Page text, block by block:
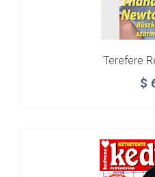
Terefere
$